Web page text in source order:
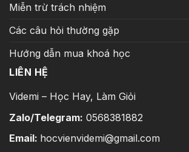
Miễn trừ trách nhiệm
Các câu hỏi thường gặp
Hướng dẫn mua khoá học
LIÊN HỆ
Videmi – Học Hay, Làm Giỏi
Zalo/Telegram: 0568381882
Email: hocvienvidemi@gmail.com